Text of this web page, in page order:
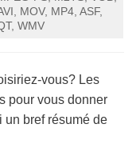
MOV, MP4, ASF,
WMV
vous? Les
pour vous donner
un bref résumé de